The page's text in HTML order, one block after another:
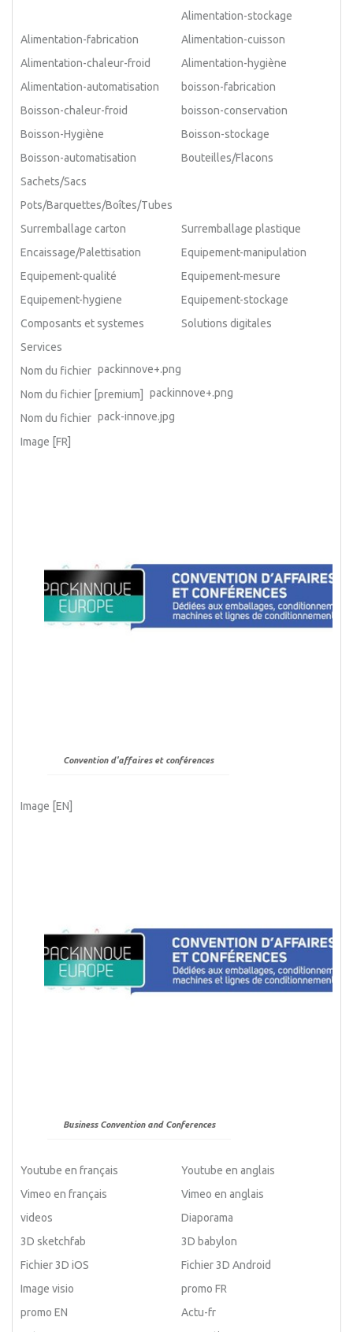
Alimentation-stockage
Alimentation-fabrication
Alimentation-cuisson
Alimentation-chaleur-froid
Alimentation-hygiène
Alimentation-automatisation
boisson-fabrication
Boisson-chaleur-froid
boisson-conservation
Boisson-Hygiène
Boisson-stockage
Boisson-automatisation
Bouteilles/Flacons
Sachets/Sacs
Pots/Barquettes/Boîtes/Tubes
Surremballage carton
Surremballage plastique
Encaissage/Palettisation
Equipement-manipulation
Equipement-qualité
Equipement-mesure
Equipement-hygiene
Equipement-stockage
Composants et systemes
Solutions digitales
Services
Nom du fichier packinnove+.png
Nom du fichier [premium]
packinnove+.png
Nom du fichier pack-innove.jpg
Image [FR]
Convention d'affaires et conférences
Image [EN]
Business Convention and Conferences
Youtube en français
Youtube en anglais
Vimeo en français
Vimeo en anglais
videos
Diaporama
3D sketchfab
3D babylon
Fichier 3D iOS
Fichier 3D Android
Image visio
promo FR
promo EN
Actu-fr